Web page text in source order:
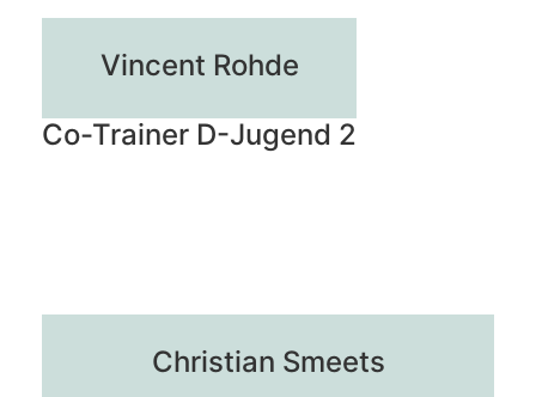
Vincent Rohde
Co-Trainer D-Jugend 2
Christian Smeets